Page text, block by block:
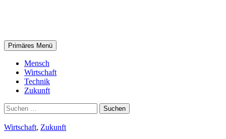
Suchen
Primäres Menü
Mensch
Wirtschaft
Technik
Zukunft
Suchen
nach:
Wirtschaft, Zukunft